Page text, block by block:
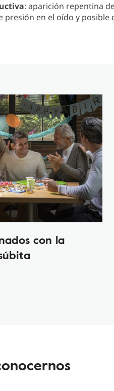
: aparición repentina
presión en el oído y posible
con la